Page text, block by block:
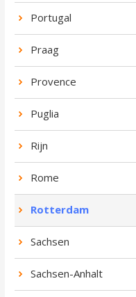
Portugal
Praag
Provence
Puglia
Rijn
Rome
Rotterdam
Sachsen
Sachsen-Anhalt